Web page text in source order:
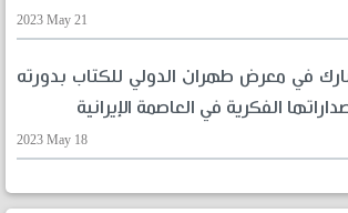
2023 May 21
في معرض طهران الدولي للكتاب بدورته
2023 May 18